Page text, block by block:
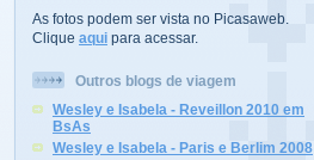
As fotos podem ser vista no Picasaweb.
Clique aqui para acessar.
Outros blogs de viagem
Wesley e Isabela - Reveillon 2010 em
BsAs
Wesley e Isabela - Paris e Berlim 2008